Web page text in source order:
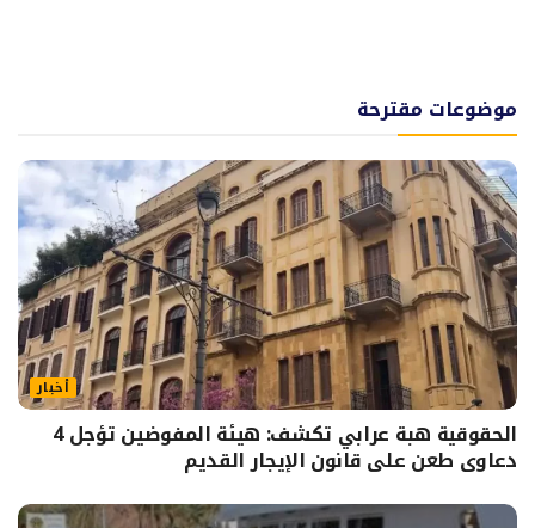
موضوعات مقترحة
أخبار
الحقوقية هبة عرابي تكشف: هيئة المفوضين تؤجل 4
دعاوى طعن على قانون الإيجار القديم